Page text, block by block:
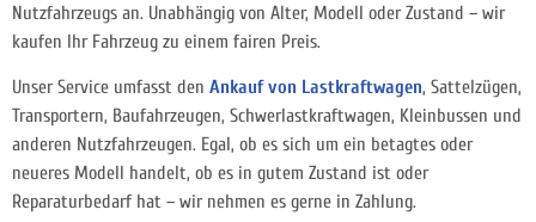
Nutzfahrzeugs an. Unabhängig von Alter, Modell oder Zustand – wir
kaufen Ihr Fahrzeug zu einem fairen Preis.
Unser Service umfasst den Ankauf von Lastkraftwagen, Sattelzügen,
Transportern, Baufahrzeugen, Schwerlastkraftwagen, Kleinbussen und
anderen Nutzfahrzeugen. Egal, ob es sich um ein betagtes oder
neueres Modell handelt, ob es in gutem Zustand ist oder
Reparaturbedarf hat – wir nehmen es gerne in Zahlung.